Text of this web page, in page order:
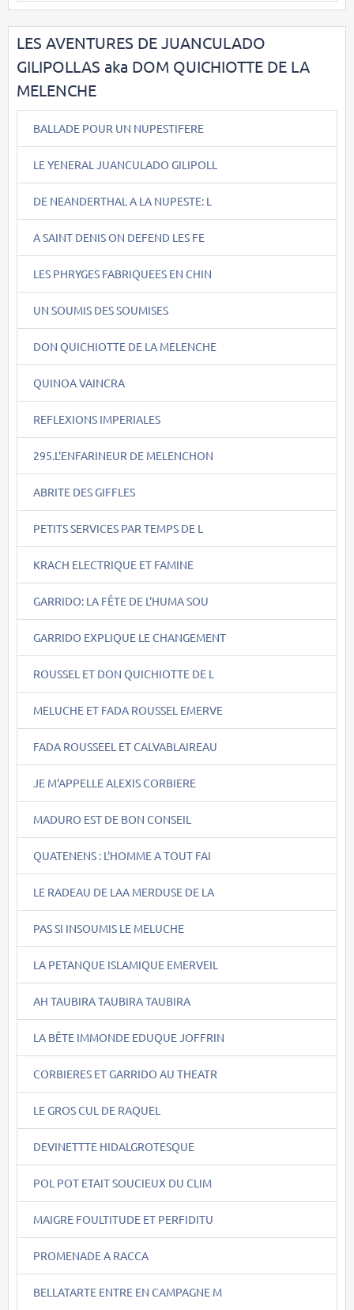
LES AVENTURES DE JUANCULADO
GILIPOLLAS aka DOM QUICHIOTTE DE LA
MELENCHE
BALLADE POUR UN NUPESTIFERE
LE YENERAL JUANCULADO GILIPOLL
DE NEANDERTHAL A LA NUPESTE: L
A SAINT DENIS ON DEFEND LES FE
LES PHRYGES FABRIQUEES EN CHIN
UN SOUMIS DES SOUMISES
DON QUICHIOTTE DE LA MELENCHE
QUINOA VAINCRA
REFLEXIONS IMPERIALES
295.L'ENFARINEUR DE MELENCHON
ABRITE DES GIFFLES
PETITS SERVICES PAR TEMPS DE L
KRACH ELECTRIQUE ET FAMINE
GARRIDO: LA FÊTE DE L'HUMA SOU
GARRIDO EXPLIQUE LE CHANGEMENT
ROUSSEL ET DON QUICHIOTTE DE L
MELUCHE ET FADA ROUSSEL EMERVE
FADA ROUSSEEL ET CALVABLAIREAU
JE M'APPELLE ALEXIS CORBIERE
MADURO EST DE BON CONSEIL
QUATENENS : L'HOMME A TOUT FAI
LE RADEAU DE LAA MERDUSE DE LA
PAS SI INSOUMIS LE MELUCHE
LA PETANQUE ISLAMIQUE EMERVEIL
AH TAUBIRA TAUBIRA TAUBIRA
LA BÊTE IMMONDE EDUQUE JOFFRIN
CORBIERES ET GARRIDO AU THEATR
LE GROS CUL DE RAQUEL
DEVINETTTE HIDALGROTESQUE
POL POT ETAIT SOUCIEUX DU CLIM
MAIGRE FOULTITUDE ET PERFIDITU
PROMENADE A RACCA
BELLATARTE ENTRE EN CAMPAGNE M